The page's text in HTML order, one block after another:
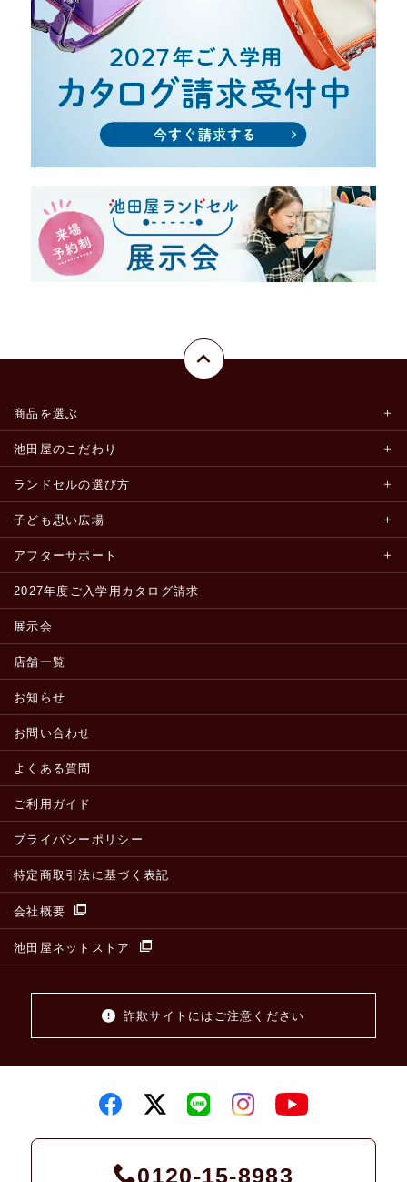
商品を選ぶ
池田屋のこだわり
ランドセルの選び方
子ども思い広場
アフターサポート
2027年度ご入学用カタログ請求
展示会
店舗一覧
お知らせ
お問い合わせ
よくある質問
ご利用ガイド
プライバシーポリシー
特定商取引法に基づく表記
会社概要
池田屋ネットストア
詐欺サイトにはご注意ください
0120-15-8983